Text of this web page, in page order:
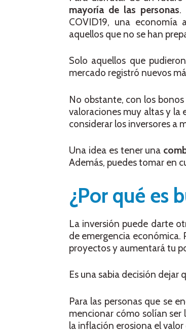
mayoría de las personas.
COVID19, una economía
aquellos que no se han
Solo aquellos que pudieron
mercado registró nuevos
No obstante, con los
valoraciones muy altas y la
considerar los inversores a
Una idea es tener una
Además, puedes tomar en
¿Por qué es
La inversión puede darte
de emergencia económica.
proyectos y aumentará tu
Es una sabia decisión dejar
Para las personas que se
mencionar cómo solían ser
la inflación erosiona el